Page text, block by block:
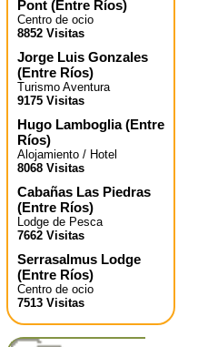
Pont (Entre Ríos)
Centro de ocio
8852 Visitas
Jorge Luis Gonzales
(Entre Ríos)
Turismo Aventura
9175 Visitas
Hugo Lamboglia(Entre
Ríos)
Alojamiento / Hotel
8068 Visitas
Cabañas Las Piedras
(Entre Ríos)
Lodge de Pesca
7662 Visitas
Serrasalmus Lodge
(Entre Ríos)
Centro de ocio
7513 Visitas